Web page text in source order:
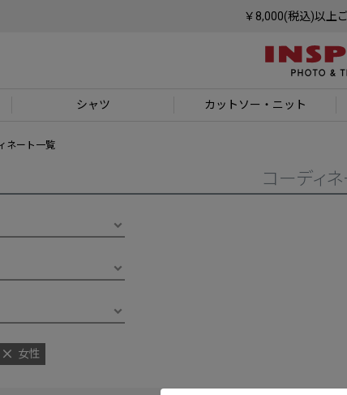
￥8,000(税込)以上
シャツ カットソー ・ニット
ネート一覧
コーディ
女性